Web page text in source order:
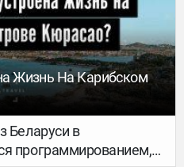
Жизнь На Карибском
Беларуси в
программированием,